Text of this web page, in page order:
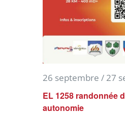
EL 1258 randonnée
autonomie
26 septembre / 27